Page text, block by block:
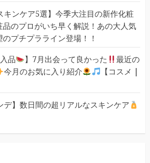
キンケア5選】今季大注目の新作化粧
のプロがいち早く解説！あの大人気
プチプラライン登場！！
品 】7月出会って良かった
最近の
今月のお気に入り紹介
【コスメ |
デ】数日間の超リアルなスキンケア